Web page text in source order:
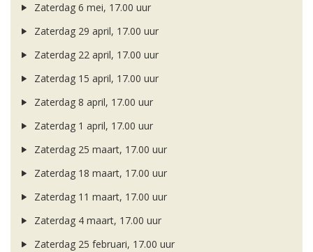
Zaterdag 6 mei, 17.00 uur
Zaterdag 29 april, 17.00 uur
Zaterdag 22 april, 17.00 uur
Zaterdag 15 april, 17.00 uur
Zaterdag 8 april, 17.00 uur
Zaterdag 1 april, 17.00 uur
Zaterdag 25 maart, 17.00 uur
Zaterdag 18 maart, 17.00 uur
Zaterdag 11 maart, 17.00 uur
Zaterdag 4 maart, 17.00 uur
Zaterdag 25 februari, 17.00 uur